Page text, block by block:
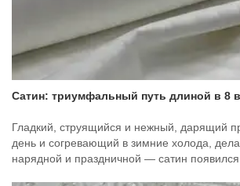
Сатин: триумфальный путь длиной в 8
Гладкий, струящийся и нежный, дарящий
день и согревающий в зимние холода,
нарядной и праздничной — сатин появился